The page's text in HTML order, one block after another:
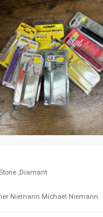
,Diamant
Niemann Michael Niemann